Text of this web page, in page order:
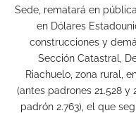
Sede, rematará en
en Dólares
construcciones y
Sección Catastral,
Riachuelo, zona rural,
(antes padrones 21.528 y
padrón 2.763), el que